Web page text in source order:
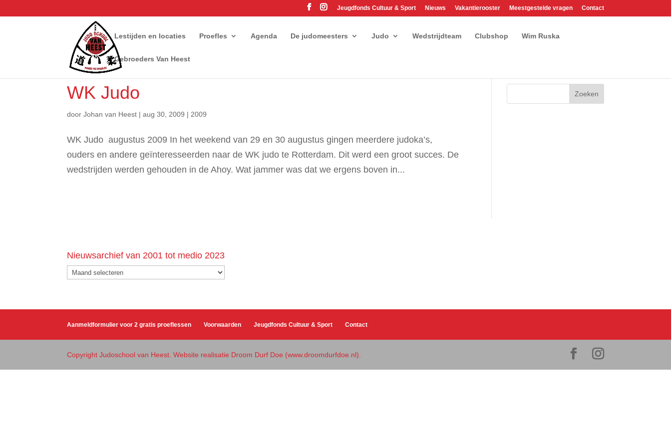
Jeugdfonds Cultuur & Sport Nieuws Vakantierooster Meestgestelde vragen Contact
Lestijden en locaties Proefles Agenda De judomeesters Judo Wedstrijdteam Clubshop Wim Ruska
Gebroeders Van Heest
WK Judo
doorJohan van Heest |aug 30, 2009 | 2009
WK Judo augustus 2009 In het weekend van 29 en 30 augustus gingen meerdere judoka’s,
ouders en andere geïnteresseerden naar de WK judo te Rotterdam. Dit werd een groot succes. De
wedstrijden werden gehouden in de Ahoy. Wat jammer was dat we ergens boven in...
Nieuwsarchief van 2001 tot medio 2023
Nieuwsarchief
van
2023
Aanmeldformulier voor 2 gratis proeflessen Voorwaarden Jeugdfonds Cultuur & Sport Contact
Copyright Judoschool van Heest. Website realisatie Droom Durf Doe (www.droomdurfdoe.nl).